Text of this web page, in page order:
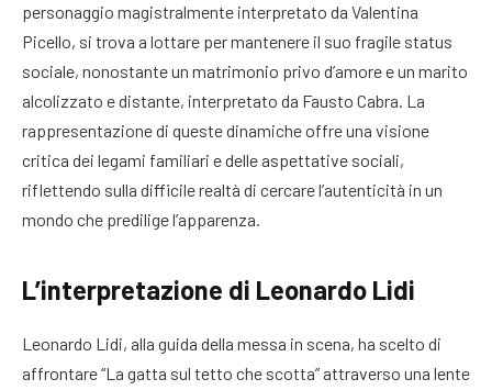
personaggio magistralmente interpretato da Valentina
Picello, si trova a lottare per mantenere il suo fragile status
sociale, nonostante un matrimonio privo d’amore e un marito
alcolizzato e distante, interpretato da Fausto Cabra. La
rappresentazione di queste dinamiche offre una visione
critica dei legami familiari e delle aspettative sociali,
riflettendo sulla difficile realtà di cercare l’autenticità in un
mondo che predilige l’apparenza.
L’interpretazione di Leonardo Lidi
Leonardo Lidi, alla guida della messa in scena, ha scelto di
affrontare “La gatta sul tetto che scotta” attraverso una lente